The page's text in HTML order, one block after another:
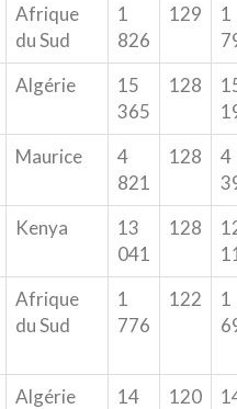
Afrique
du Sud
1
826
129
1
Algérie
15
365
128
Maurice
4
821
128
4
Kenya
13
041
128
Afrique
du Sud
1
776
122
1
Algérie
14
120